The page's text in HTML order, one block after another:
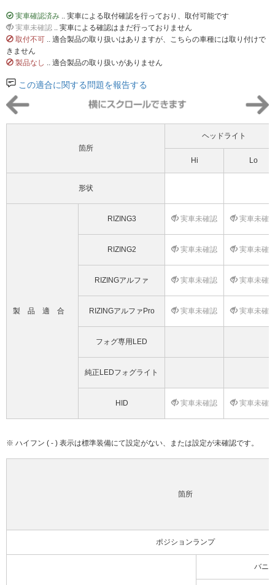
実車確認済み .. 実車による取付確認を行っており、取付可能です
実車未確認 .. 実車による確認はまだ行っておりません
取付不可 .. 適合製品の取り扱いはありますが、こちらの車種には取り付けで
きません
製品なし .. 適合製品の取り扱いがありません
この適合に関する問題を報告する
箇所
ヘッドライト
Hi Lo
形状
製品適合
RIZING3 実車未確認 実車未確
RIZING2 実車未確認 実車未確
RIZINGアルファ 実車未確認 実車未確
RIZINGアルファPro 実車未確認 実車未確
フォグ専用LED
純正LEDフォグライト
HID 実車未確認 実車未確
※ ハイフン ( - ) 表示は標準装備にて設定がない、または設定が未確認です。
箇所
ポジションランプ
バニ